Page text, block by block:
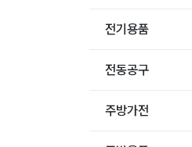
전기용품
전동공구
주방가전